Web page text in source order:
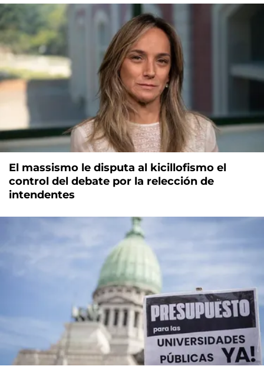
El massismo le disputa al kicillofismo el
control del debate por la relección de
intendentes